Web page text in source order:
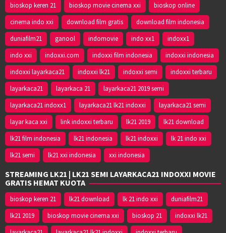
bioskop keren 21
bioskop movie cinema xxi
bioskop online
cinema indo xxi
download film gratis
download film indonesia
duniafilm21
ganool indomovie indo xx1
indoxx1
indo xxi
indoxxi.com indoxxi film indonesia
indoxxi indonesia
indoxxi layarkaca21
indoxxi lk21 indoxxi semi
indoxxi terbaru
layarkaca21
layarkaca 21
layarkaca21 2019 semi
layarkaca21 indoxx1
layarkaca21 lk21 indoxxi
layarkaca21 semi
layar kaca xxi
link indoxxi terbaru lk21 2019
lk21 download
lk21 film indonesia
lk21 indonesia lk21 indoxxi
lk 21 indo xxi
lk21 semi
lk21 xxi indonesia xxi indonesia
STREAMING LK21 | LK21 SEMI LAYARKACA21 INDOXXI MOVIE
GRATIS HEMAT KUOTA
bioskop keren 21 lk21 download lk 21 indo xxi
duniafilm21
lk21 2019
bioskop movie cinema xxi bioskop 21
indoxxi lk21